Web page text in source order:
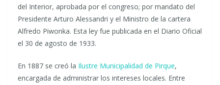
del Interior, aprobada por el congreso; por mandato del
Presidente Arturo Alessandri y el Ministro de la cartera
Alfredo Piwonka. Esta ley fue publicada en el Diario Oficial
el 30 de agosto de 1933.
En 1887 se creó la Ilustre Municipalidad de Pirque,
encargada de administrar los intereses locales. Entre